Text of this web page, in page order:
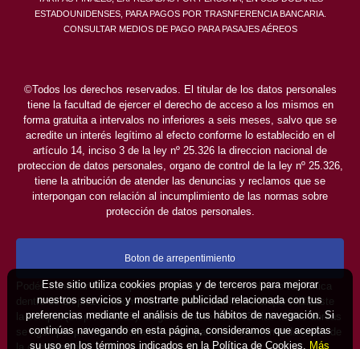
ESTADOUNIDENSES, PARA PAGOS POR TRASNFERENCIA BANCARIA.
CONSULTAR MEDIOS DE PAGO PARA PASAJES AÉREOS
©Todos los derechos reservados. El titular de los datos personales
tiene la facultad de ejercer el derecho de acceso a los mismos en
forma gratuita a intervalos no inferiores a seis meses, salvo que se
acredite un interés legítimo al efecto conforme lo establecido en el
artículo 14, inciso 3 de la ley nº 25.326 la direccion nacional de
proteccion de datos personales, organo de control de la ley nº 25.326,
tiene la atribución de atender las denuncias y reclamos que se
interpongan con relación al incumplimiento de las normas sobre
protección de datos personales.
Boton de arrepentimiento
Podés cancelar tus compras realizadas de forma online o telefonica
dentro de un plazo máximo de 10 días desde la fecha que realizaste
la compra (Disp.954/2025). Según decreto 809/2024 las tarifas aéreas
se rigen por política tarifaria de la compañía aérea informada antes de
Este sitio utiliza cookies propias y de terceros para mejorar
nuestros servicios y mostrarte publicidad relacionada con tus
preferencias mediante el análisis de tus hábitos de navegación. Si
continúas navegando en esta página, consideramos que aceptas
su uso en los términos indicados en la Política de Cookies. Más